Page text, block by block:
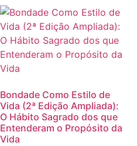
Bondade Como Estilo de
Vida (2ª Edição Ampliada):
O Hábito Sagrado dos que
Entenderam o Propósito da
Vida